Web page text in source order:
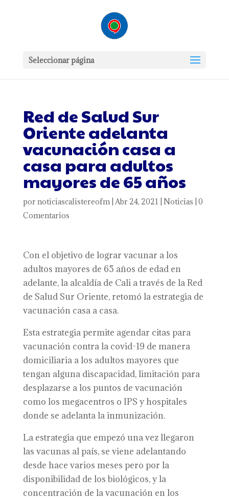
Seleccionar página
Red de Salud Sur
Oriente adelanta
vacunación casa a
casa para adultos
mayores de 65 años
por noticiascalistereofm| Abr 24, 2021 Noticias 0
Comentarios
Con el objetivo de lograr vacunar a los
adultos mayores de 65 años de edad en
adelante, la alcaldía de Cali a través de la Red
de Salud Sur Oriente, retomó la estrategia de
vacunación casa a casa.
Esta estrategia permite agendar citas para
vacunación contra la covid-19 de manera
domiciliaria a los adultos mayores que
tengan alguna discapacidad, limitación para
desplazarse a los puntos de vacunación
como los megacentros o IPS y hospitales
donde se adelanta la inmunización.
La estrategia que empezó una vez llegaron
las vacunas al país, se viene adelantando
desde hace varios meses pero por la
disponibilidad de los biológicos, y la
concentración de la vacunación en los